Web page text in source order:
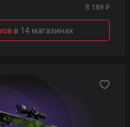
8 189 ₽
в 14 магазинах